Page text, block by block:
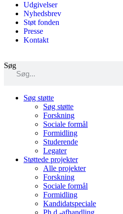
Udgivelser
Nyhedsbrev
Støt fonden
Presse
Kontakt
Søg
Søg støtte
Søg støtte
Forskning
Sociale formål
Formidling
Studerende
Legater
Støttede projekter
Alle projekter
Forskning
Sociale formål
Formidling
Kandidatspeciale
Ph.d.-afhandling